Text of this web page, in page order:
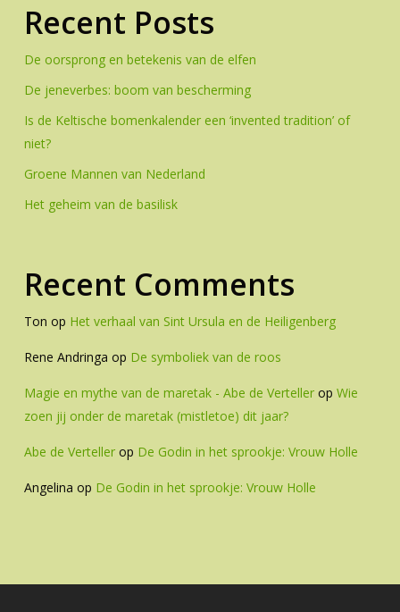
Recent Posts
De oorsprong en betekenis van de elfen
De jeneverbes: boom van bescherming
Is de Keltische bomenkalender een ‘invented tradition’ of
niet?
Groene Mannen van Nederland
Het geheim van de basilisk
Recent Comments
Ton op Het verhaal van Sint Ursula en de Heiligenberg
Rene Andringa op De symboliek van de roos
Magie en mythe van de maretak - Abe de Vertellerop Wie
zoen jij onder de maretak (mistletoe) dit jaar?
Abe de Vertellerop De Godin in het sprookje: Vrouw Holle
Angelina op De Godin in het sprookje: Vrouw Holle